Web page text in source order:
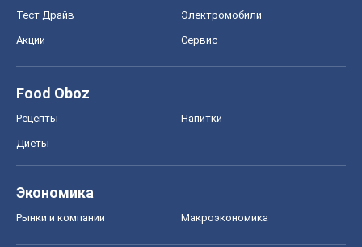
Тест Драйв Электромобили
Акции Сервис
Food Oboz
Рецепты Напитки
Диеты
Экономика
Рынки и компании Mакроэкономика